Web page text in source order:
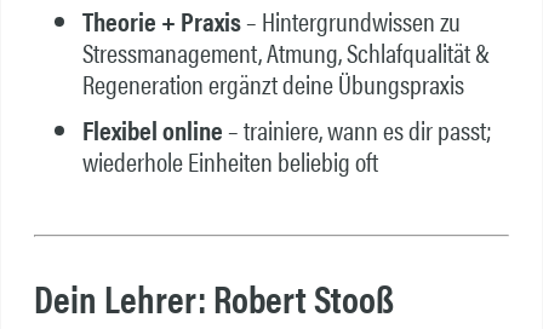
Theorie + Praxis– Hintergrundwissen zu
Stressmanagement, Atmung, Schlafqualität &
Regeneration ergänzt deine Übungspraxis
Flexibel online– trainiere, wann es dir passt;
wiederhole Einheiten beliebig oft
Dein Lehrer: Robert Stooß